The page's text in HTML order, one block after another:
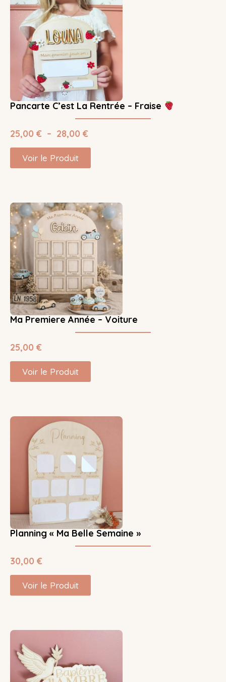
Pancarte C’est La Rentrée – Fraise
25,00 € – 28,00 €
Voir le Produit
Ma Premiere Année – Voiture
25,00 €
Voir le Produit
Planning « Ma Belle Semaine »
30,00 €
Voir le Produit